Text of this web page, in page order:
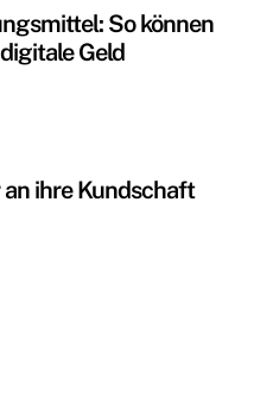
So können
Geld
ihre Kundschaft